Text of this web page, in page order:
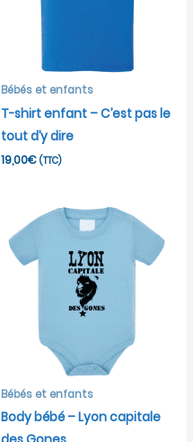
Bébés et enfants
T-shirt enfant – C’est pas le
tout d’y dire
19,00€ (TTC)
Bébés et enfants
Body bébé – Lyon capitale